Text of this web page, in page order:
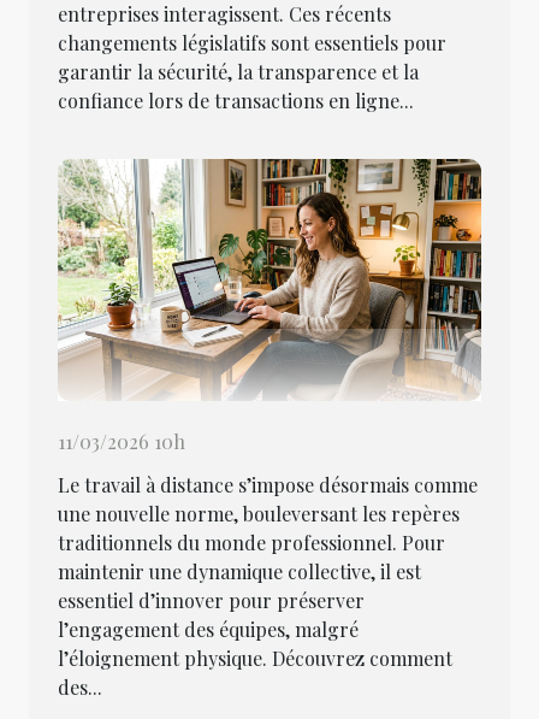
entreprises interagissent. Ces récents
changements législatifs sont essentiels pour
garantir la sécurité, la transparence et la
confiance lors de transactions en ligne...
11/03/2026 10h
Le travail à distance s’impose désormais comme
une nouvelle norme, bouleversant les repères
traditionnels du monde professionnel. Pour
maintenir une dynamique collective, il est
essentiel d’innover pour préserver
l’engagement des équipes, malgré
l’éloignement physique. Découvrez comment
des...